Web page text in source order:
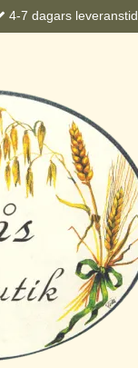
4-7 dagars leveranstid